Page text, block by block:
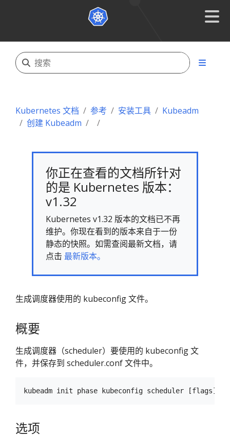
Kubernetes 文档 参考 安装工具
Kubeadm
创建 Kubeadm
你正在查看的文档所针对
的是 Kubernetes 版本：
v1.32
Kubernetes v1.32 版本的文档已不再
维护。你现在看到的版本来自于一份
静态的快照。如需查阅最新文档，请
点击 最新版本。
生成调度器使用的 kubeconfig 文件。
概要
生成调度器（scheduler）要使用的 kubeconfig 文
件，并保存到 scheduler.conf 文件中。
选项